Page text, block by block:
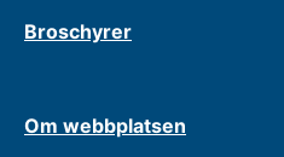
Broschyrer
Om webbplatsen